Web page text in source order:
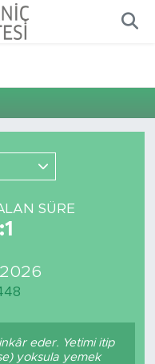
SÜRE
eder. Yetimi itip
yoksula yemek